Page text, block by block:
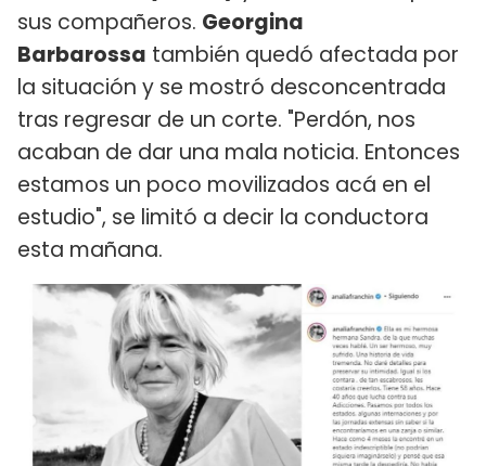
sus compañeros. Georgina
Barbarossa también quedó afectada por
la situación y se mostró desconcentrada
tras regresar de un corte. "Perdón, nos
acaban de dar una mala noticia. Entonces
estamos un poco movilizados acá en el
estudio", se limitó a decir la conductora
esta mañana.